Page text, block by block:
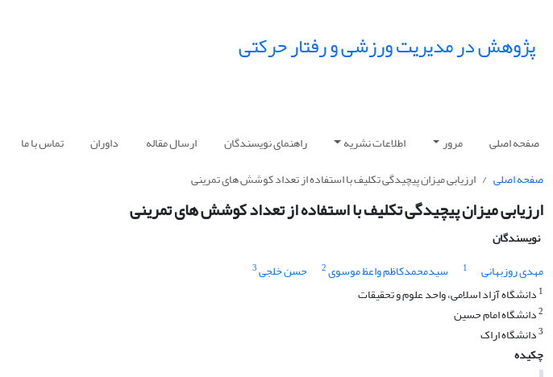
پژوهش در مدیریت ورزشی و رفتار حرکتی
صفحه اصلی مرور اطلاعات نشریه راهنمای نویسندگان ارسال مقاله داوران
تماس با ما
صفحه اصلی
ارزیابی میزان پیچیدگی تکلیف با استفاده از تعداد کوشش های تمرینی
ارزیابی میزان پیچیدگی تکلیف با استفاده از تعداد کوشش های تمرینی
نویسندگان
مهدی روزبهانی
1 سیدمحمدکاظم واعظ موسوی2 حسن خلجی3
1 دانشگاه آزاد اسلامی، واحد علوم و تحقیقات
2دانشگاه امام حسین
3دانشگاه اراک
چکیده